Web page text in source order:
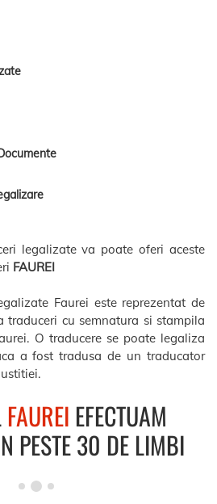
legalizate va poate oferi aceste
FAUREI
Faurei este reprezentat de
traduceri cu semnatura si stampila
O traducere se poate legaliza
a fost tradusa de un traducator
FAUREI EFECTUAM
PESTE 30 DE LIMBI